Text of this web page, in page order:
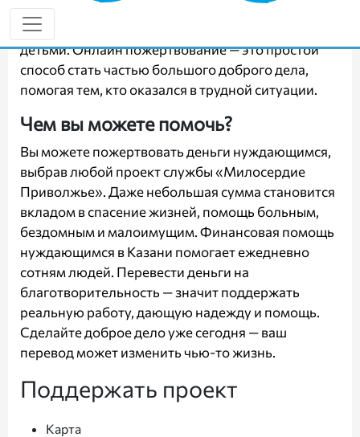
продуктов, лекарств, оплату лечения и
поддержку пожилых, инвалидов и семей с
детьми. Онлайн пожертвование — это простой
способ стать частью большого доброго дела,
помогая тем, кто оказался в трудной ситуации.
Чем вы можете помочь?
Вы можете пожертвовать деньги нуждающимся,
выбрав любой проект службы «Милосердие
Приволжье». Даже небольшая сумма становится
вкладом в спасение жизней, помощь больным,
бездомным и малоимущим. Финансовая помощь
нуждающимся в Казани помогает ежедневно
сотням людей. Перевести деньги на
благотворительность — значит поддержать
реальную работу, дающую надежду и помощь.
Сделайте доброе дело уже сегодня — ваш
перевод может изменить чью-то жизнь.
Поддержать проект
Карта